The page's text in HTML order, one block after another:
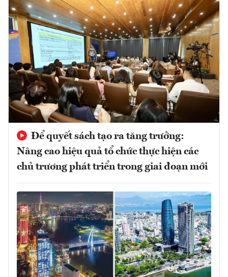
Để quyết sách tạo ra tăng trưởng:
Nâng cao hiệu quả tổ chức thực hiện các
chủ trương phát triển trong giai đoạn mới